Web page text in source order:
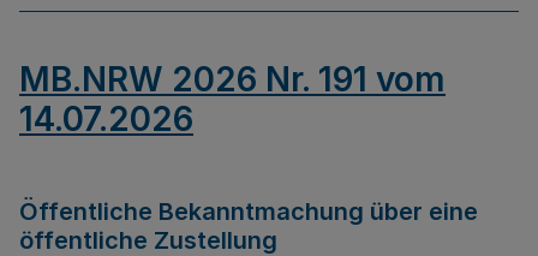
MB.NRW 2026 Nr. 191 vom
14.07.2026
Öffentliche Bekanntmachung über eine
öffentliche Zustellung